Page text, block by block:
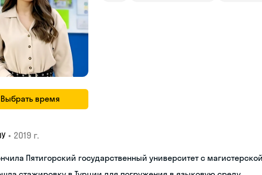
Выбрать время
• 2019 г.
Пятигорский государственный университет с